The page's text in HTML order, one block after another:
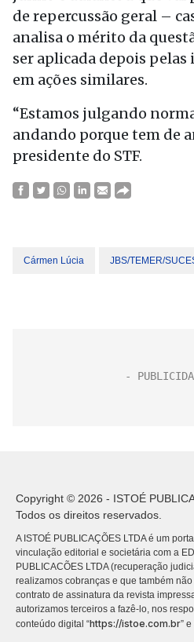
de repercussão geral –
analisa o mérito da
ser aplicada depois
em ações similares.
“Estamos julgando
andando porque tem de
presidente do STF.
Cármen Lúcia JBS/TEMER/
Copyright © 2026 - ISTOÉ
Todos os direitos reservados.
A ISTOÉ PUBLICAÇÕES LTDA é um
vinculação editorial e societária com a
PUBLICACÕES LTDA (recuperação
realizamos cobranças e que também
contrato de assinatura da revista
autorizamos terceiros a fazê-lo, nos
conteúdo digital “https://istoe.com.br”